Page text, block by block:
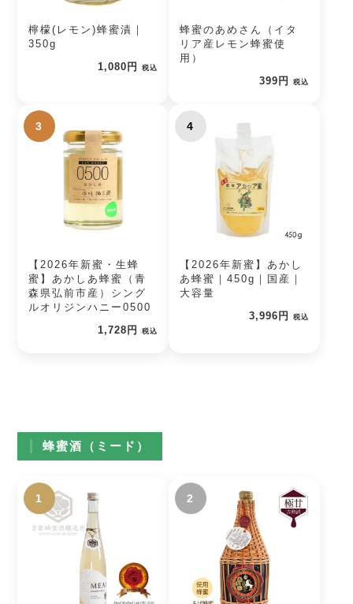
檸檬(レモン)蜂蜜漬｜
350g
1,080円
税込
蜂蜜のあめさん（イタ
リア産レモン蜂蜜使
用）
399円
税込
3
【2026年新蜜・生蜂
蜜】あかしあ蜂蜜（青
森県弘前市産）シング
ルオリジンハニー0500
1,728円
税込
4
【2026年新蜜】あかし
あ蜂蜜｜450g｜国産｜
大容量
3,996円
税込
蜂蜜酒（ミード）
1 2